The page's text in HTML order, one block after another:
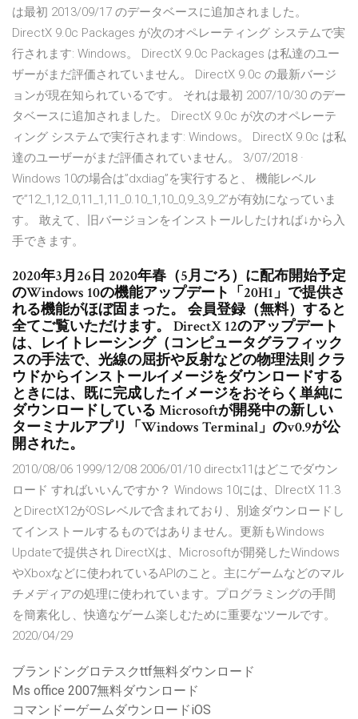
は最初 2013/09/17 のデータベースに追加されました。
DirectX 9.0c Packages が次のオペレーティング システムで実
行されます: Windows。 DirectX 9.0c Packages は私達のユー
ザーがまだ評価されていません。 DirectX 9.0c の最新バージ
ョンが現在知られているです。 それは最初 2007/10/30 のデー
タベースに追加されました。 DirectX 9.0c が次のオペレーテ
ィング システムで実行されます: Windows。 DirectX 9.0c は私
達のユーザーがまだ評価されていません。 3/07/2018 ·
Windows 10の場合は”dxdiag”を実行すると、 機能レベル
で”12_1,12_0,11_1,11_0.10_1,10_0,9_3,9_2”が有効になっていま
す。 敢えて、旧バージョンをインストールしたければ↓から入
手できます。
2020年3月26日 2020年春（5月ごろ）に配布開始予定
のWindows 10の機能アップデート「20H1」で提供さ
れる機能がほぼ固まった。 会員登録（無料）すると
全てご覧いただけます。 DirectX 12のアップデート
は、レイトレーシング（コンピュータグラフィック
スの手法で、光線の屈折や反射などの物理法則 クラ
ウドからインストールイメージをダウンロードする
ときには、既に完成したイメージをおそらく単純に
ダウンロードしている Microsoftが開発中の新しい
ターミナルアプリ「Windows Terminal」のv0.9が公
開された。
2010/08/06 1999/12/08 2006/01/10 directx11はどこでダウン
ロード すればいいんですか？ Windows 10には、DIrectX 11.3
とDirectX12がOSレベルで含まれており、別途ダウンロードし
てインストールするものではありません。更新もWindows
Updateで提供され DirectXは、Microsoftが開発したWindows
やXboxなどに使われているAPIのこと。主にゲームなどのマル
チメディアの処理に使われています。プログラミングの手間
を簡素化し、快適なゲーム楽しむために重要なツールです。
2020/04/29
ブランドングロテスクttf無料ダウンロード
Ms office 2007無料ダウンロード
コマンドーゲームダウンロードiOS